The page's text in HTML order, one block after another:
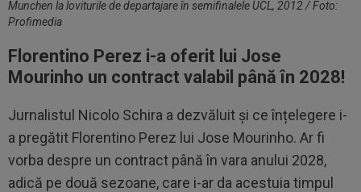
Munchen la loviturile de departajare în semifinalele UCL, 2012 / Foto:
Profimedia
Florentino Perez i-a oferit lui Jose
Mourinho un contract valabil până în 2028!
Jurnalistul Nicolo Schira a dezvăluit și ce înțelegere i-
a pregătit Florentino Perez lui Jose Mourinho. Ar fi
vorba despre un contract până în vara anului 2028,
adică pe două sezoane, care i-ar da acestuia timpul